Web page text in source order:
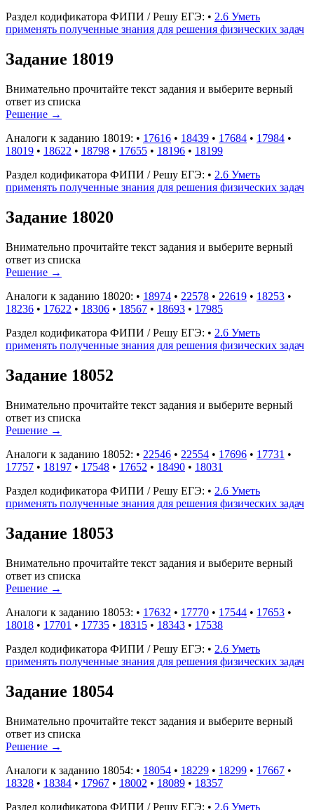
Раздел кодификатора ФИПИ / Решу ЕГЭ: • 2.6 Уметь
применять полученные знания для решения физических задач
Задание 18019
Внимательно прочитайте текст задания и выберите верный
ответ из списка
Решение →
Аналоги к заданию 18019: • 17616 • 18439 • 17684 • 17984 •
18019 • 18622 • 18798 • 17655 • 18196 • 18199
Раздел кодификатора ФИПИ / Решу ЕГЭ: • 2.6 Уметь
применять полученные знания для решения физических задач
Задание 18020
Внимательно прочитайте текст задания и выберите верный
ответ из списка
Решение →
Аналоги к заданию 18020: • 18974 • 22578 • 22619 • 18253 •
18236 • 17622 • 18306 • 18567 • 18693 • 17985
Раздел кодификатора ФИПИ / Решу ЕГЭ: • 2.6 Уметь
применять полученные знания для решения физических задач
Задание 18052
Внимательно прочитайте текст задания и выберите верный
ответ из списка
Решение →
Аналоги к заданию 18052: • 22546 • 22554 • 17696 • 17731 •
17757 • 18197 • 17548 • 17652 • 18490 • 18031
Раздел кодификатора ФИПИ / Решу ЕГЭ: • 2.6 Уметь
применять полученные знания для решения физических задач
Задание 18053
Внимательно прочитайте текст задания и выберите верный
ответ из списка
Решение →
Аналоги к заданию 18053: • 17632 • 17770 • 17544 • 17653 •
18018 • 17701 • 17735 • 18315 • 18343 • 17538
Раздел кодификатора ФИПИ / Решу ЕГЭ: • 2.6 Уметь
применять полученные знания для решения физических задач
Задание 18054
Внимательно прочитайте текст задания и выберите верный
ответ из списка
Решение →
Аналоги к заданию 18054: • 18054 • 18229 • 18299 • 17667 •
18328 • 18384 • 17967 • 18002 • 18089 • 18357
Раздел кодификатора ФИПИ / Решу ЕГЭ: • 2.6 Уметь